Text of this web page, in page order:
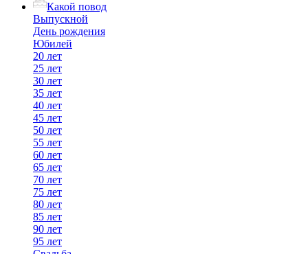
Какой повод
Выпускной
День рождения
Юбилей
20 лет
25 лет
30 лет
35 лет
40 лет
45 лет
50 лет
55 лет
60 лет
65 лет
70 лет
75 лет
80 лет
85 лет
90 лет
95 лет